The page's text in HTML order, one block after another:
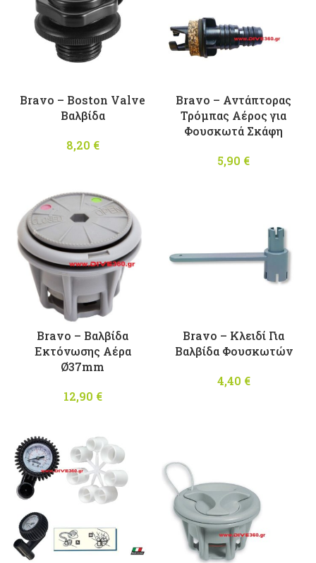
Bravo – Boston Valve
Βαλβίδα
8,20 €
Bravo – Αντάπτορας
Τρόμπας Αέρος για
Φουσκωτά Σκάφη
5,90 €
Bravo – Βαλβίδα
Εκτόνωσης Αέρα
Ø37mm
12,90 €
Bravo – Κλειδί Για
Βαλβίδα Φουσκωτών
4,40 €